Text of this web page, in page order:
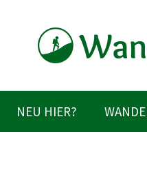
NEU HIER?